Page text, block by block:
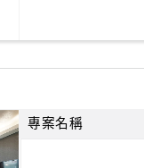
專案名稱